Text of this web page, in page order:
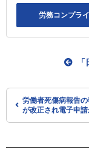
労務コンプラ
労働者死傷病報告
が改正され電子申